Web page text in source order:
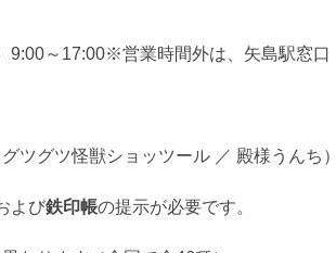
9:00～17:00※営業時間外は、矢島駅窓
ツグツ怪獣ショッツール ／ 殿様うんち）
よび鉄印帳の提示が必要です。